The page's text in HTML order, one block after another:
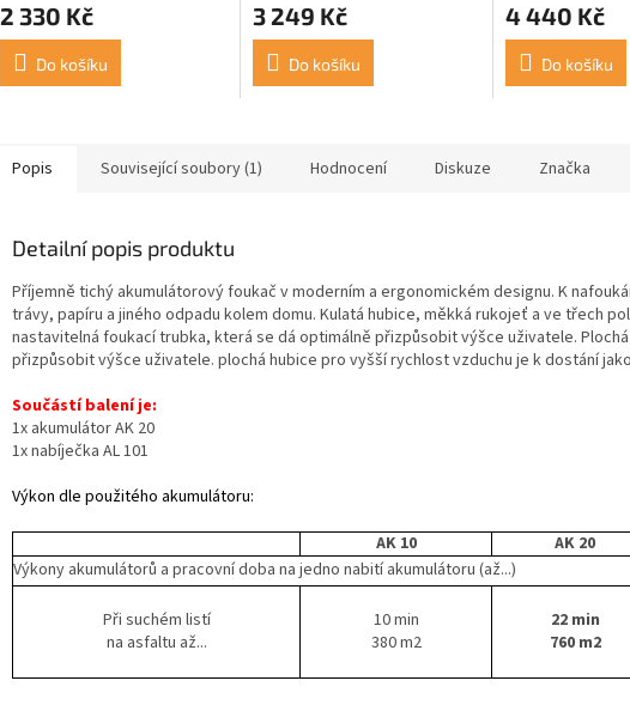
2 330 Kč
Do košíku
3 249 Kč
Do košíku
4 440 Kč
Do košíku
Popis Související soubory (1) Hodnocení Diskuze Značka
Detailní popis produktu
Příjemně tichý akumulátorový foukač v moderním a ergonomickém designu. K
trávy, papíru a jiného odpadu kolem domu. Kulatá hubice, měkká rukojeť a ve třech
nastavitelná foukací trubka, která se dá optimálně přizpůsobit výšce uživatele.
přizpůsobit výšce uživatele. plochá hubice pro vyšší rychlost vzduchu je k dostání
Součástí balení je:
1x akumulátor AK 20
1x nabíječka AL 101
Výkon dle použitého akumulátoru:
AK 10
AK 20
Výkony akumulátorů a pracovní doba na jedno nabití akumulátoru (až...)
Při suchém listí
na asfaltu až...
10 min
380 m2
22 min
760 m2